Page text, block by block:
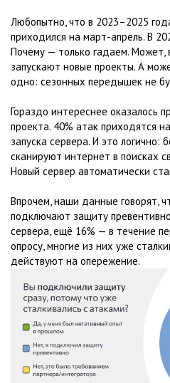
Любопытно, что в 2023–2025
приходился на март-апрель. В
Почему — только гадаем. Может,
запускают новые проекты. А
одно: сезонных передышек не
Гораздо интереснее оказалось
проекта. 40% атак приходятся
запуска сервера. И это логично:
сканируют интернет в поисках
Новый сервер автоматически
Впрочем, наши данные говорят,
подключают защиту
сервера, ещё 16% — в течение
опросу, многие из них уже
действуют на опережение.